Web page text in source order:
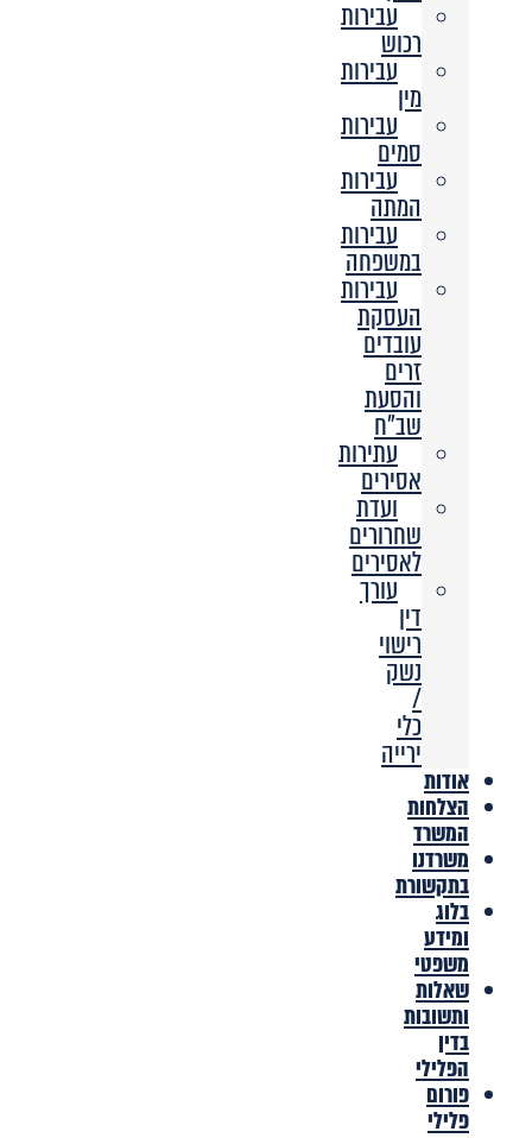
עבירות
רכוש
עבירות
מין
עבירות
סמים
עבירות
המתה
עבירות
במשפחה
עבירות
העסקת
עובדים
זרים
והסעת
שב”ח
עתירות
אסירים
ועדת
שחרורים
לאסירים
עורך
דין
רישוי
נשק
/
כלי
ירייה
אודות
הצלחות
המשרד
משרדנו
בתקשורת
בלוג
ומידע
משפטי
שאלות
ותשובות
בדין
הפלילי
פורום
פלילי